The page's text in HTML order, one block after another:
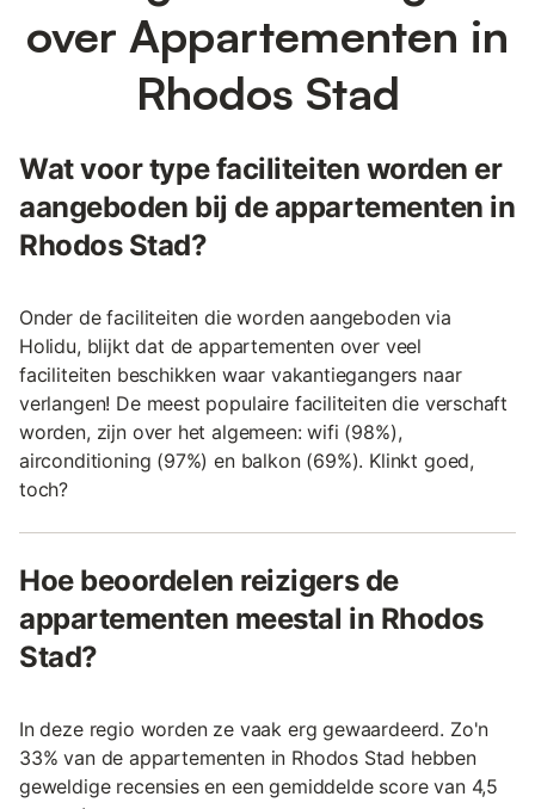
over Appartementen in
Rhodos Stad
Wat voor type faciliteiten worden er
aangeboden bij de appartementen in
Rhodos Stad?
Onder de faciliteiten die worden aangeboden via
Holidu, blijkt dat de appartementen over veel
faciliteiten beschikken waar vakantiegangers naar
verlangen! De meest populaire faciliteiten die verschaft
worden, zijn over het algemeen: wifi (98%),
airconditioning (97%) en balkon (69%). Klinkt goed,
toch?
Hoe beoordelen reizigers de
appartementen meestal in Rhodos
Stad?
In deze regio worden ze vaak erg gewaardeerd. Zo'n
33% van de appartementen in Rhodos Stad hebben
geweldige recensies en een gemiddelde score van 4,5